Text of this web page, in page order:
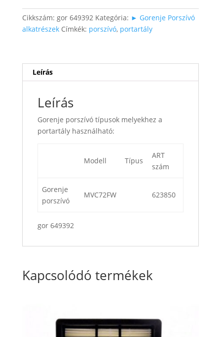
mennyiség
Cikkszám: gor 649392 Kategória: ► Gorenje Porszívó
alkatrészek Címkék: porszívó, portartály
Leírás
Leírás
Gorenje porszívó típusok melyekhez a
portartály használható:
Modell Típus
ART
szám
Gorenje
porszívó
MVC72FW 623850
gor 649392
Kapcsolódó termékek